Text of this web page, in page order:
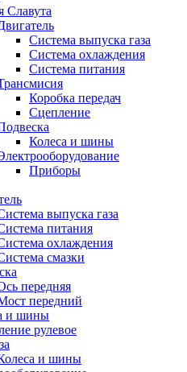
Славута
Система выпуска газа
Система охлаждения
Система питания
Коробка передач
Сцепление
Колеса и шины
Приборы
выпуска газа
питания
охлаждения
смазки
передняя
передний
и шины
рулевое
и шины